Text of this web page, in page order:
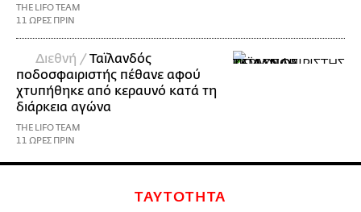
THE LIFO TEAM
11 ΩΡΕΣ ΠΡΙΝ
Διεθνή / Ταϊλανδός
ποδοσφαιριστής πέθανε αφού
χτυπήθηκε από κεραυνό κατά τη
διάρκεια αγώνα
THE LIFO TEAM
11 ΩΡΕΣ ΠΡΙΝ
ΤΑΥΤΟΤΗΤΑ